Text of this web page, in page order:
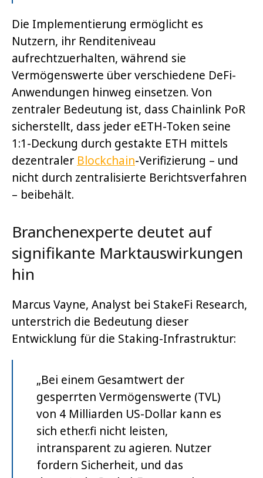
Die Implementierung ermöglicht es
Nutzern, ihr Renditeniveau
aufrechtzuerhalten, während sie
Vermögenswerte über verschiedene DeFi-
Anwendungen hinweg einsetzen. Von
zentraler Bedeutung ist, dass Chainlink PoR
sicherstellt, dass jeder eETH-Token seine
1:1-Deckung durch gestakte ETH mittels
dezentraler Blockchain-Verifizierung – und
nicht durch zentralisierte Berichtsverfahren
– beibehält.
Branchenexperte deutet auf
signifikante Marktauswirkungen
hin
Marcus Vayne, Analyst bei StakeFi Research,
unterstrich die Bedeutung dieser
Entwicklung für die Staking-Infrastruktur:
„Bei einem Gesamtwert der
gesperrten Vermögenswerte (TVL)
von 4 Milliarden US-Dollar kann es
sich ether.fi nicht leisten,
intransparent zu agieren. Nutzer
fordern Sicherheit, und das